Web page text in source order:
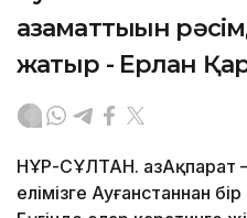
азаматтығын
жатыр - Ерлан
НҰР-СҰЛТАН. ҚазАқпарат
елімізге Ауғанстаннан